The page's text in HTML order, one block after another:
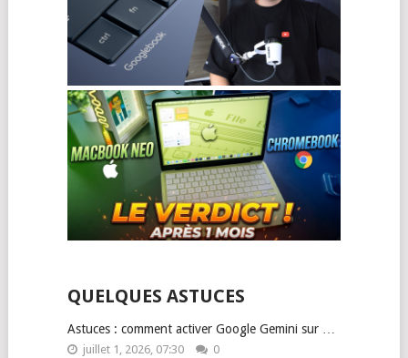
QUELQUES ASTUCES
Astuces : comment activer Google Gemini sur …
juillet 1, 2026, 07:30 0